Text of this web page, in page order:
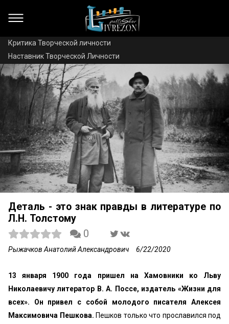
Критика Творческой личности
Наставник Творческой Личности
Деталь - это знак правды в литературе по
Л.Н. Толстому
0
Рыжачков Анатолий Александрович 6/22/2020
13 января 1900 года пришел на Хамовники ко Льву
Николаевичу литератор В. А. Поссе, издатель «Жизни для
всех». Он привел с собой молодого писателя Алексея
Максимовича Пешкова. Пешков только что прославился под